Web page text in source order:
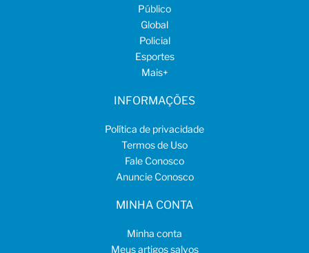
Público
Global
Policial
Esportes
Mais+
INFORMAÇÕES
Política de privacidade
Termos de Uso
Fale Conosco
Anuncie Conosco
MINHA CONTA
Minha conta
Meus artigos salvos